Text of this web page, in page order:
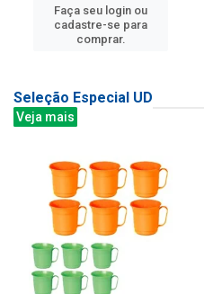
Faça seu login ou
cadastre-se para
comprar.
Seleção Especial UD
Veja mais